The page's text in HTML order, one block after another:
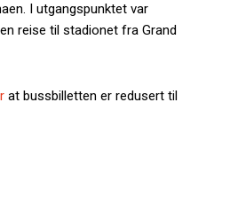
I utgangspunktet var
reise til stadionet fra Grand
at bussbilletten er redusert til